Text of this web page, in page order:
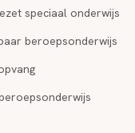
speciaal onderwijs
beroepsonderwijs